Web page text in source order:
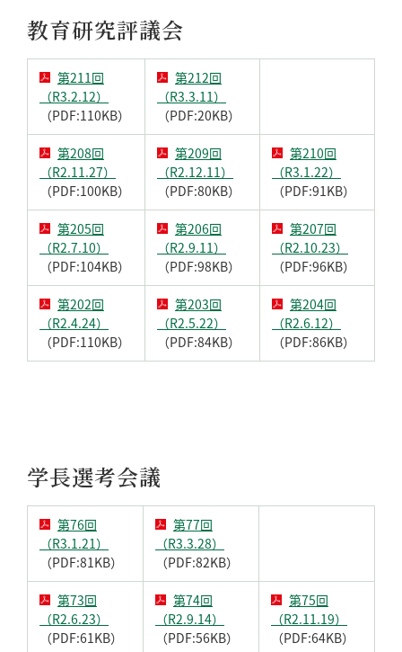
教育研究評議会
第211回
（R3.2.12）
（PDF:110KB）
第212回
（R3.3.11）
（PDF:20KB）
第208回
（R2.11.27）
（PDF:100KB）
第209回
（R2.12.11）
（PDF:80KB）
第210回
（R3.1.22）
（PDF:91KB）
第205回
（R2.7.10）
（PDF:104KB）
第206回
（R2.9.11）
（PDF:98KB）
第207回
（R2.10.23）
（PDF:96KB）
第202回
（R2.4.24）
（PDF:110KB）
第203回
（R2.5.22）
（PDF:84KB）
第204回
（R2.6.12）
（PDF:86KB）
学長選考会議
第76回
（R3.1.21）
（PDF:81KB）
第77回
（R3.3.28）
（PDF:82KB）
第73回
（R2.6.23）
（PDF:61KB）
第74回
（R2.9.14）
（PDF:56KB）
第75回
（R2.11.19）
（PDF:64KB）